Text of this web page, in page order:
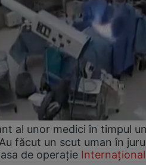
al unor medici în timpul
făcut un scut uman în
de operație Internațional